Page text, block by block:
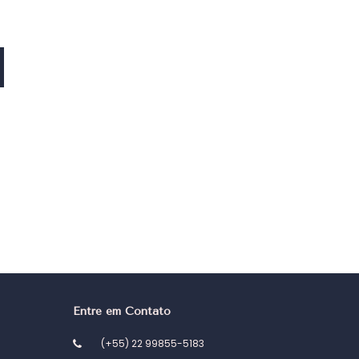
Entre em Contato
(+55) 22 99855-5183